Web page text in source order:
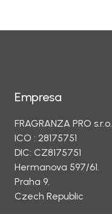
Empresa
FRAGRANZA PRO s.r.o.
ICO : 28175751
DIC: CZ8175751
Hermanova 597/61.
Praha 9.
Czech Republic